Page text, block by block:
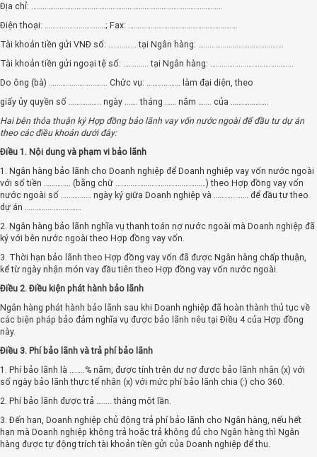
Địa chỉ: ………………………………………………………………..………………………
Điện thoại: …………………………..; Fax: ………………………………………………….
Tài khoản tiền gửi VNĐ số: …………… tại Ngân hàng: ……………..……………………….
Tài khoản tiền gửi ngoại tệ số: ……….... tại Ngân hàng: ……………….…………………….
Do ông (bà) …………………………. Chức vụ: ……………… làm đại diện, theo
giấy ủy quyền số …………….. ngày ……. tháng …… năm ……. của ………………..
Hai bên thỏa thuận ký Hợp đồng bảo lãnh vay vốn nước ngoài để đầu tư dự án
theo các điều khoản dưới đây:
Điều 1. Nội dung và phạm vi bảo lãnh
1. Ngân hàng bảo lãnh cho Doanh nghiệp để Doanh nghiệp vay vốn nước ngoài
với số tiền ………….. (bằng chữ …………………………………………) theo Hợp đồng vay vốn
nước ngoài số ……………. ngày ký giữa Doanh nghiệp và ………..……. để đầu tư theo
dự án …………………………
2. Ngân hàng bảo lãnh nghĩa vụ thanh toán nợ nước ngoài mà Doanh nghiệp đã
ký với bên nước ngoài theo Hợp đồng vay vốn.
3. Thời hạn bảo lãnh theo Hợp đồng vay vốn đã được Ngân hàng chấp thuận,
kể từ ngày nhận món vay đầu tiên theo Hợp đồng vay vốn nước ngoài.
Điều 2. Điều kiện phát hành bảo lãnh
Ngân hàng phát hành bảo lãnh sau khi Doanh nghiệp đã hoàn thành thủ tục về
các biện pháp bảo đảm nghĩa vụ được bảo lãnh nêu tại Điều 4 của Hợp đồng
này.
Điều 3. Phí bảo lãnh và trả phí bảo lãnh
1. Phí bảo lãnh là ……..% năm, được tính trên dư nợ được bảo lãnh nhân (x) với
số ngày bảo lãnh thực tế nhân (x) với mức phí bảo lãnh chia (:) cho 360.
2. Phí bảo lãnh được trả …….. tháng một lần.
3. Đến hạn, Doanh nghiệp chủ động trả phí bảo lãnh cho Ngân hàng, nếu hết
hạn mà Doanh nghiệp không trả hoặc trả không đủ cho Ngân hàng thì Ngân
hàng được tự động trích tài khoản tiền gửi của Doanh nghiệp để thu.